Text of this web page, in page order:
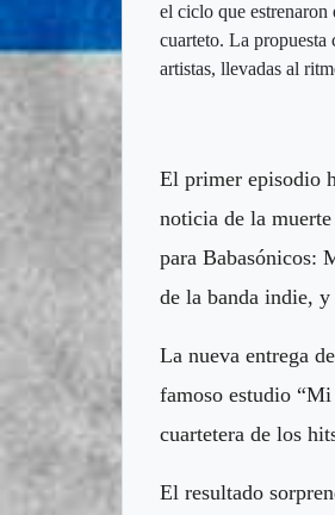
el ciclo que
cuarteto. La propuesta
artistas, llevadas al
El primer episodio
noticia de la
para Babasónicos:
de la banda indie,
La nueva entrega
famoso estudio
cuartetera de los
El resultado